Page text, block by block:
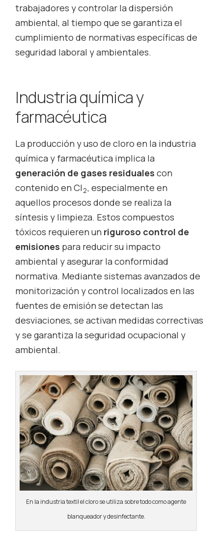
trabajadores y controlar la dispersión
ambiental, al tiempo que se garantiza el
cumplimiento de normativas específicas de
seguridad laboral y ambientales.
Industria química y
farmacéutica
La producción y uso de cloro en la industria
química y farmacéutica implica la
generación de gases residuales con
contenido en Cl 2, especialmente en
aquellos procesos donde se realiza la
síntesis y limpieza. Estos compuestos
tóxicos requieren un riguroso control de
emisiones para reducir su impacto
ambiental y asegurar la conformidad
normativa. Mediante sistemas avanzados de
monitorización y control localizados en las
fuentes de emisión se detectan las
desviaciones, se activan medidas correctivas
y se garantiza la seguridad ocupacional y
ambiental.
En la industria textil el cloro se utiliza sobre todo como agente
blanqueador y desinfectante.